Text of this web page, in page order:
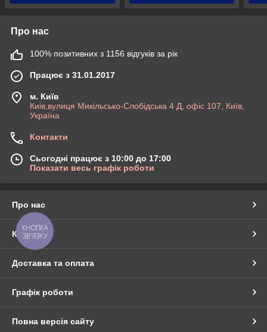
Про нас
100% позитивних з 1156 відгуків за рік
Працює з 31.01.2017
м. Київ
Киів,вулиця Микільсько-Слобідська 4 Д, офіс 107, Київ,
Україна
Контакти
Сьогодні працює з 10:00 до 17:00
Показати весь графік роботи
Про нас
Контакти
Доставка та оплата
Графік роботи
Повна версія сайту
КНОПКА
ЗВ'ЯЗКУ